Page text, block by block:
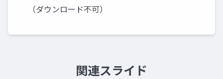
（ダウンロード不可）
関連スライド